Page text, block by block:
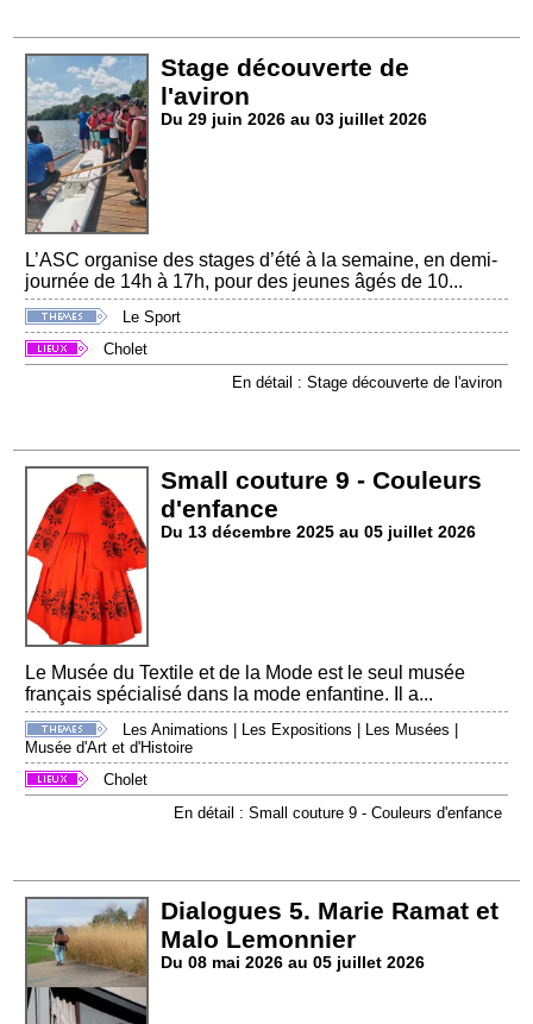
Stage découverte de
l'aviron
Du 29 juin 2026 au 03 juillet 2026
L’ASC organise des stages d’été à la semaine, en demi-
journée de 14h à 17h, pour des jeunes âgés de 10...
Le Sport
Cholet
En détail : Stage découverte de l'aviron
Small couture 9 - Couleurs
d'enfance
Du 13 décembre 2025 au 05 juillet 2026
Le Musée du Textile et de la Mode est le seul musée
français spécialisé dans la mode enfantine. Il a...
Les Animations | Les Expositions | Les Musées |
Musée d'Art et d'Histoire
Cholet
En détail : Small couture 9 - Couleurs d'enfance
Dialogues 5. Marie Ramat et
Malo Lemonnier
Du 08 mai 2026 au 05 juillet 2026